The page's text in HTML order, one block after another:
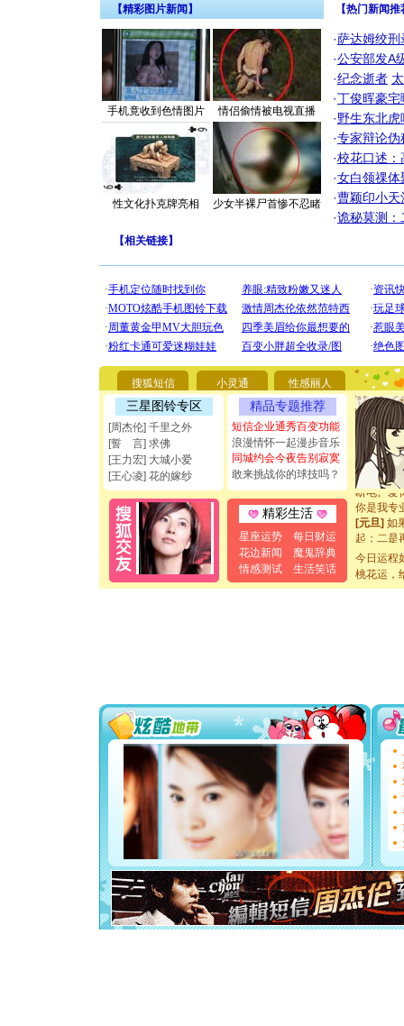
【精彩图片新闻】
手机竟收到色情图片 情侣偷情被电视直播
性文化扑克牌亮相 少女半裸尸首惨不忍睹
【热门新闻
·萨达姆绞刑
·公安部发A
·纪念逝者
·丁俊晖豪
·野生东北
·专家辩论伪
·校花口述：
·女白领祼体
·曹颖印小天
·诡秘莫测：
【相关链接】
搜狐短信 小灵通 性感丽人
三星图铃专区
[周杰伦] 千里之外
[誓 言] 求佛
[王力宏] 大城小爱
[王心凌] 花的嫁纱
精品专题推荐
短信企业通秀百变功能
浪漫情怀一起漫步音乐
同城约会今夜告别寂寞
敢来挑战你的球技吗？
精彩生活
星座运势
每日财运
花边新闻
魔鬼辞典
情感测试
生活笑话
[圣诞节]
你太多，
要平安
[圣诞节]
能正大光
都要快乐
[圣诞节]
如意,快
[元旦]看
断电。爱
你是我专
[元旦] 如
起；二是
[元旦]当
泣，这痛
[圣诞节]
你太多，
要平安
[圣诞节]
能正大
都要快乐
[圣诞节]
如意,快
[元旦]
看
断电。
你是我
[元旦]如
起；二是
离。水晶
[元旦]当
泣，这痛
今日运程
桃花运，